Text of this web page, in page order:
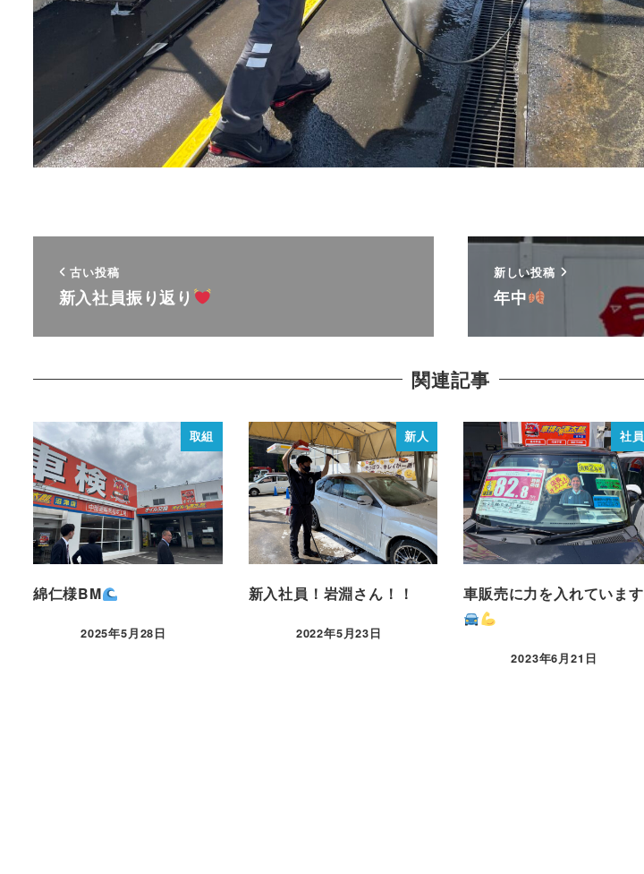
古い投稿
新入社員振り返り
新しい投稿
年中
関連記事
取組
綿仁様BM
2025年5月28日
新人
新入社員！岩淵さん！！
2022年5月23日
社員
車販売に力を入れています
2023年6月21日